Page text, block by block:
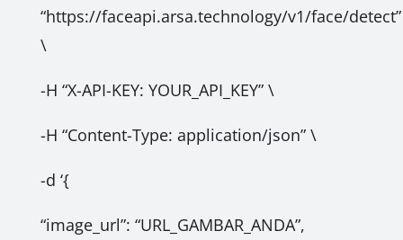
“https://faceapi.arsa.technology/v1/face/detect”
\
-H “X-API-KEY: YOUR_API_KEY” \
-H “Content-Type: application/json” \
-d ‘{
“image_url”: “URL_GAMBAR_ANDA”,